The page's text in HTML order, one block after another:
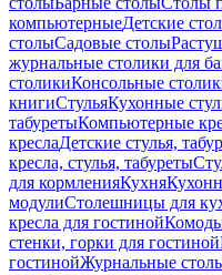
компьютерныеДетские
столыСадовые столы
журнальные столики для
столикиКонсольные
книгиСтульяКухонные
табуретыКомпьютерные
креслаДетские стулья,
кресла, стулья, табуреты
для кормленияКухня
модулиСтолешницы для
кресла для гостиной
стенки, горки для гостиной
гостинойЖурнальные